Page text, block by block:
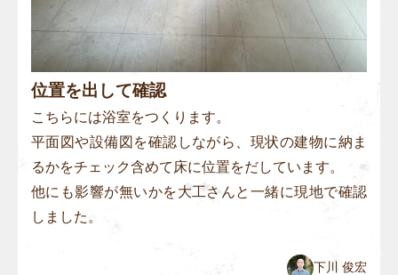
位置を出して確認
こちらには浴室をつくります。
平面図や設備図を確認しながら、現状の建物に納ま
るかをチェック含めて床に位置をだしています。
他にも影響が無いかを大工さんと一緒に現地で確認
しました。
下川 俊宏